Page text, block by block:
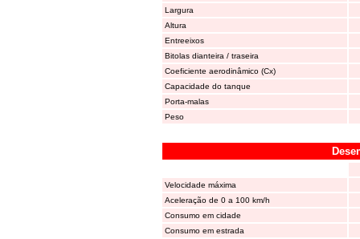
Largura
Altura
Entreeixos
Bitolas dianteira / traseira
Coeficiente aerodinâmico (Cx)
Capacidade do tanque
Porta-malas
Peso
Velocidade máxima
Aceleração de 0 a 100 km/h
Consumo em cidade
Consumo em estrada